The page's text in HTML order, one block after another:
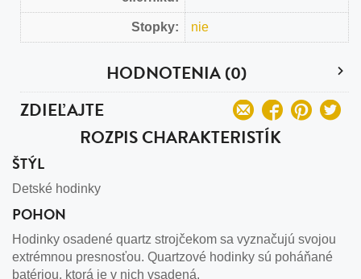
Stopky: nie
HODNOTENIA (0)
ZDIEĽAJTE
ROZPIS CHARAKTERISTÍK
ŠTÝL
Detské hodinky
POHON
Hodinky osadené quartz strojčekom sa vyznačujú svojou
extrémnou presnosťou. Quartzové hodinky sú poháňané
batériou, ktorá je v nich vsadená.